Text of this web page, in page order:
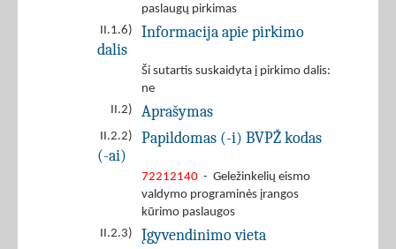
paslaugų pirkimas
II.1.6)
Informacija apie pirkimo
dalis
Ši sutartis suskaidyta į pirkimo dalis:
ne
II.2)
Aprašymas
II.2.2)
Papildomas (-i) BVPŽ kodas
(-ai)
72212140 - Geležinkelių eismo
valdymo programinės įrangos
kūrimo paslaugos
II.2.3)
Įgyvendinimo vieta